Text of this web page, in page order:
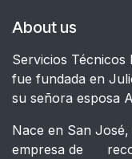
About us
Servicios Técnicos
fue fundada en
su señora esposa
Nace en San
empresa de